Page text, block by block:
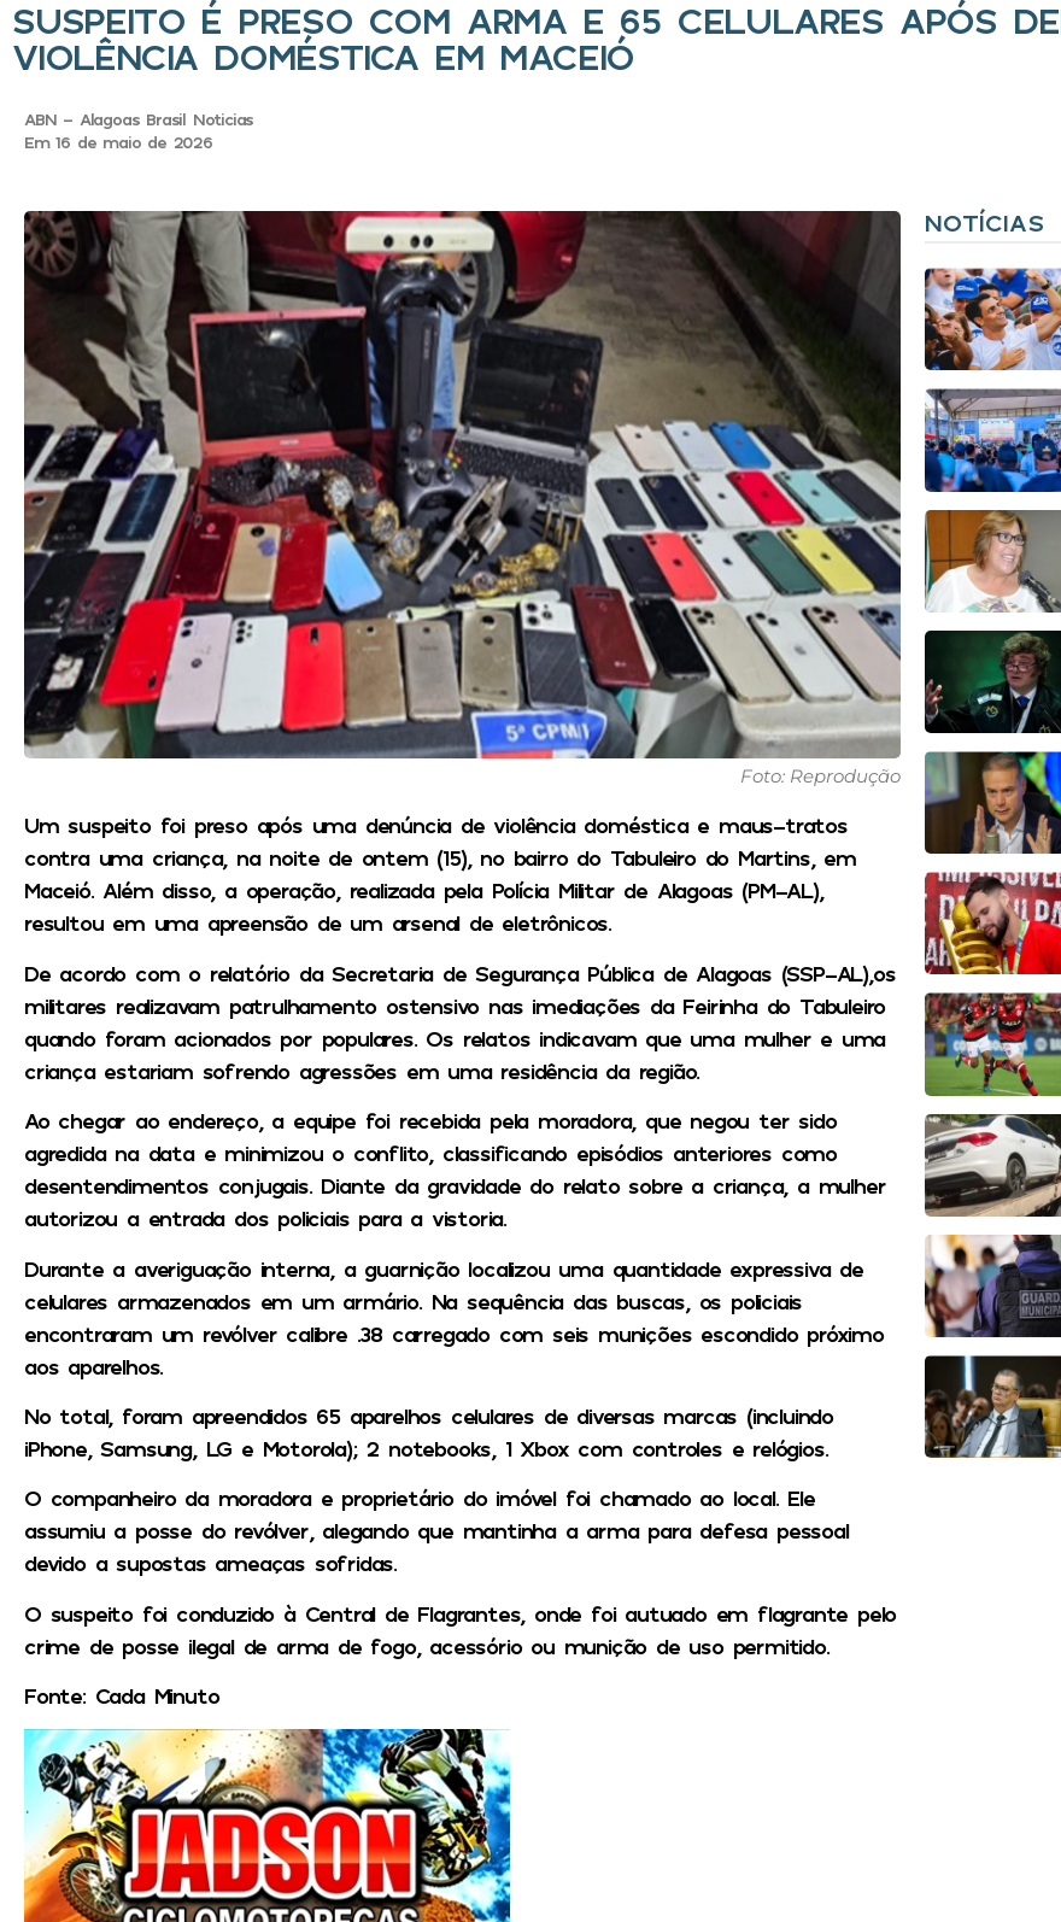
SUSPEITO É PRESO COM ARMA E 65 CELULARES APÓS
VIOLÊNCIA DOMÉSTICA EM MACEIÓ
ABN - Alagoas Brasil Noticias
Em 16 de maio de 2026
Foto: Reprodução
Um suspeito foi preso após uma denúncia de violência doméstica e maus-tratos
contra uma criança, na noite de ontem (15), no bairro do Tabuleiro do Martins, em
Maceió. Além disso, a operação, realizada pela Polícia Militar de Alagoas (PM-AL),
resultou em uma apreensão de um arsenal de eletrônicos.
De acordo com o relatório da Secretaria de Segurança Pública de Alagoas (SSP-AL),os
militares realizavam patrulhamento ostensivo nas imediações da Feirinha do Tabuleiro
quando foram acionados por populares. Os relatos indicavam que uma mulher e uma
criança estariam sofrendo agressões em uma residência da região.
Ao chegar ao endereço, a equipe foi recebida pela moradora, que negou ter sido
agredida na data e minimizou o conflito, classificando episódios anteriores como
desentendimentos conjugais. Diante da gravidade do relato sobre a criança, a mulher
autorizou a entrada dos policiais para a vistoria.
Durante a averiguação interna, a guarnição localizou uma quantidade expressiva de
celulares armazenados em um armário. Na sequência das buscas, os policiais
encontraram um revólver calibre .38 carregado com seis munições escondido próximo
aos aparelhos.
No total, foram apreendidos 65 aparelhos celulares de diversas marcas (incluindo
iPhone, Samsung, LG e Motorola); 2 notebooks, 1 Xbox com controles e relógios.
O companheiro da moradora e proprietário do imóvel foi chamado ao local. Ele
assumiu a posse do revólver, alegando que mantinha a arma para defesa pessoal
devido a supostas ameaças sofridas.
O suspeito foi conduzido à Central de Flagrantes, onde foi autuado em flagrante pelo
crime de posse ilegal de arma de fogo, acessório ou munição de uso permitido.
Fonte: Cada Minuto
NOTÍCIAS